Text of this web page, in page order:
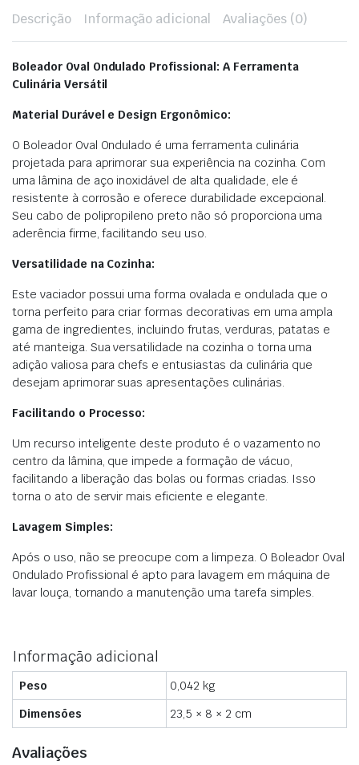
Descrição Informação adicional Avaliações (0)
Boleador Oval Ondulado Profissional: A Ferramenta
Culinária Versátil
Material Durável e Design Ergonômico:
O Boleador Oval Ondulado é uma ferramenta culinária
projetada para aprimorar sua experiência na cozinha. Com
uma lâmina de aço inoxidável de alta qualidade, ele é
resistente à corrosão e oferece durabilidade excepcional.
Seu cabo de polipropileno preto não só proporciona uma
aderência firme, facilitando seu uso.
Versatilidade na Cozinha:
Este vaciador possui uma forma ovalada e ondulada que o
torna perfeito para criar formas decorativas em uma ampla
gama de ingredientes, incluindo frutas, verduras, patatas e
até manteiga. Sua versatilidade na cozinha o torna uma
adição valiosa para chefs e entusiastas da culinária que
desejam aprimorar suas apresentações culinárias.
Facilitando o Processo:
Um recurso inteligente deste produto é o vazamento no
centro da lâmina, que impede a formação de vácuo,
facilitando a liberação das bolas ou formas criadas. Isso
torna o ato de servir mais eficiente e elegante.
Lavagem Simples:
Após o uso, não se preocupe com a limpeza. O Boleador Oval
Ondulado Profissional é apto para lavagem em máquina de
lavar louça, tornando a manutenção uma tarefa simples.
Informação adicional
Peso
0,042 kg
Dimensões
23,5 × 8 × 2 cm
Avaliações